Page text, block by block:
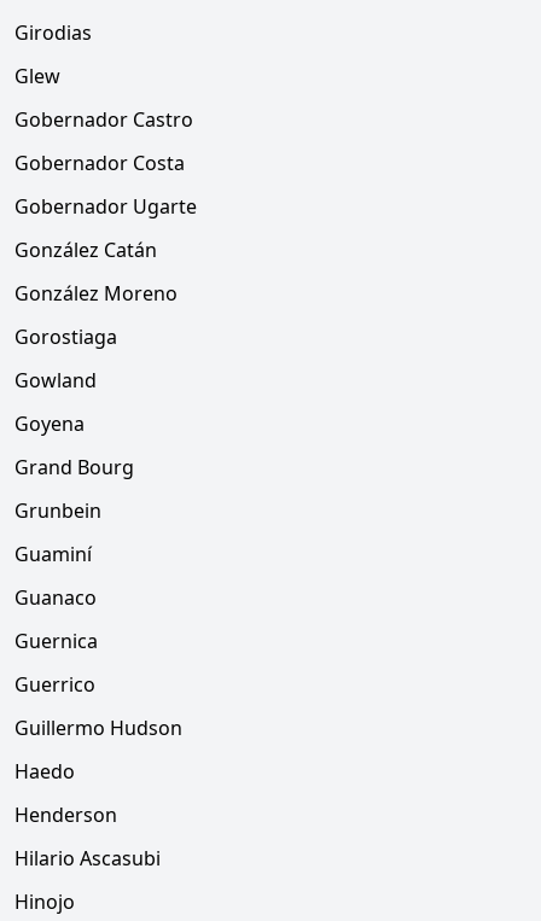
Girodias
Glew
Gobernador Castro
Gobernador Costa
Gobernador Ugarte
González Catán
González Moreno
Gorostiaga
Gowland
Goyena
Grand Bourg
Grunbein
Guaminí
Guanaco
Guernica
Guerrico
Guillermo Hudson
Haedo
Henderson
Hilario Ascasubi
Hinojo